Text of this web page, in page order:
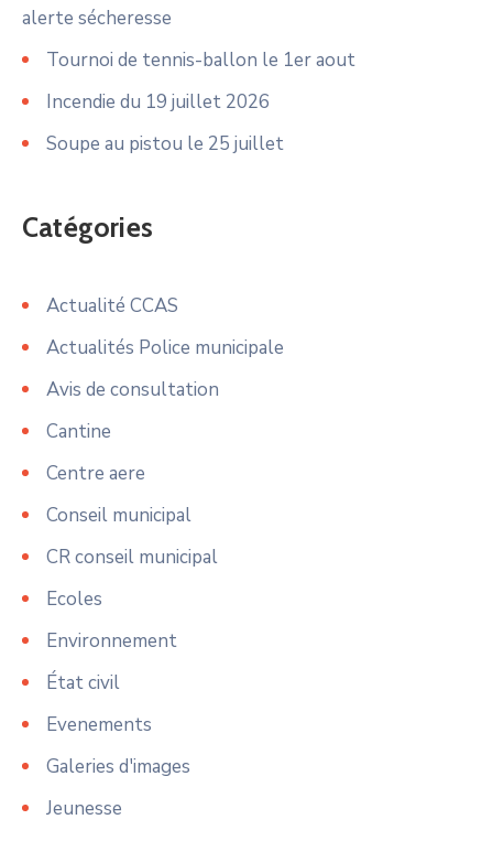
alerte sécheresse
Tournoi de tennis-ballon le 1er aout
Incendie du 19 juillet 2026
Soupe au pistou le 25 juillet
Catégories
Actualité CCAS
Actualités Police municipale
Avis de consultation
Cantine
Centre aere
Conseil municipal
CR conseil municipal
Ecoles
Environnement
État civil
Evenements
Galeries d'images
Jeunesse